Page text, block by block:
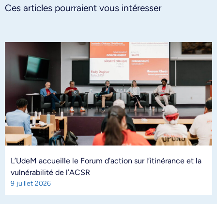
Ces articles pourraient vous intéresser
L’UdeM accueille le Forum d’action sur l’itinérance et la
vulnérabilité de l’ACSR
9 juillet 2026